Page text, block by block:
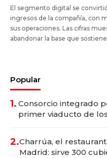
El segmento digital se
ingresos de la compañía, con
sus operaciones. Las cifras
abandonar la base que
Popular
1. Consorcio integrado
primer viaducto de
2.Charrúa, el
Madrid: sirve 300